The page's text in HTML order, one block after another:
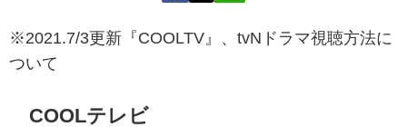
※2021.7/3更新『COOLTV』、tvNドラマ視聴方法に
ついて
COOLテレビ